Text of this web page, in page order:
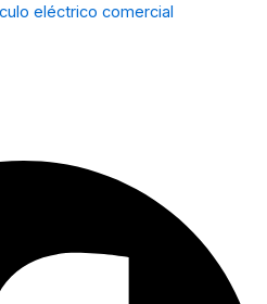
eléctrico comercial